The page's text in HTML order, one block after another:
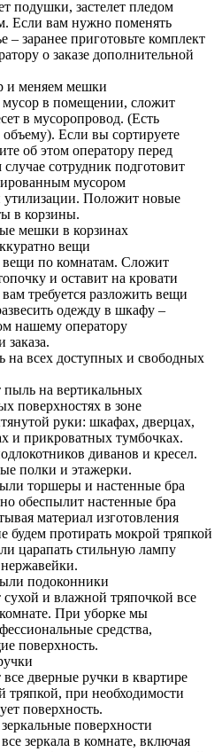
подушки, застелет пледом
Если вам нужно поменять
– заранее приготовьте комплект
о заказе дополнительной
и меняем мешки
мусор в помещении, сложит
в мусоропровод. (Есть
Если вы сортируете
об этом оператору перед
сотрудник подготовит
мусором
утилизации. Положит новые
в корзины.
мешки в корзинах
вещи
вещи по комнатам. Сложит
и оставит на кровати
требуется разложить вещи
одежду в шкафу –
нашему оператору
на всех доступных и свободных
пыль на вертикальных
поверхностях в зоне
руки: шкафах, дверцах,
и прикроватных тумбочках.
диванов и кресел.
полки и этажерки.
торшеры и настенные бра
обеспылит настенные бра
материал изготовления
будем протирать мокрой тряпкой
царапать стильную лампу
подоконники
и влажной тряпочкой все
При уборке мы
средства,
поверхность.
дверные ручки в квартире
тряпкой, при необходимости
поверхность.
поверхности
зеркала в комнате, включая